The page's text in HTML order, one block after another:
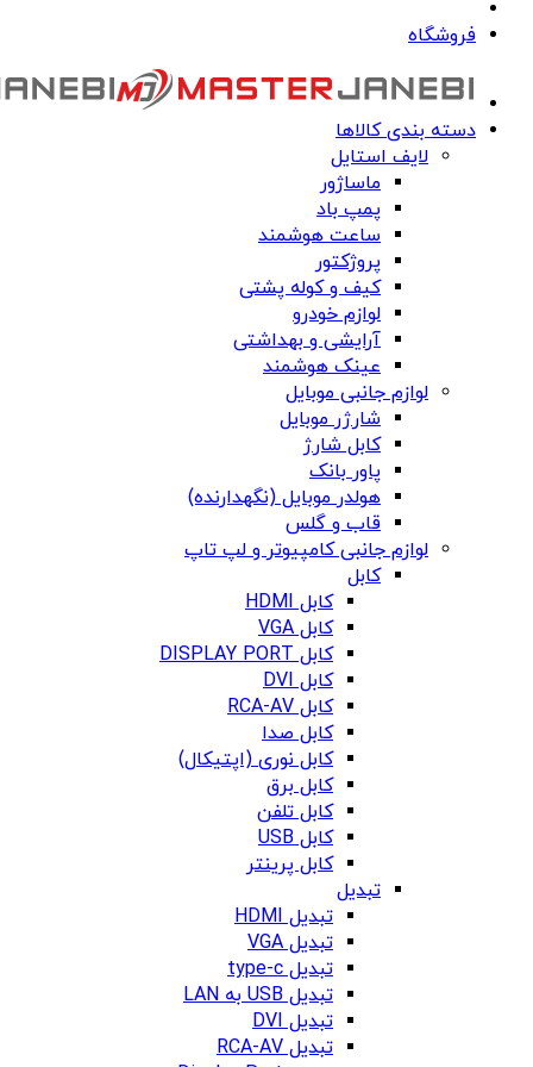
فروشگاه
دسته بندی کالاها
لایف استایل
ماساژور
پمپ باد
ساعت هوشمند
پروژکتور
کیف و کوله پشتی
لوازم خودرو
آرایشی و بهداشتی
عینک هوشمند
لوازم جانبی موبایل
شارژر موبایل
کابل شارژ
پاور بانک
هولدر موبایل (نگهدارنده)
قاب و گلس
لوازم جانبی کامپیوتر و لپ تاپ
کابل
کابل HDMI
کابل VGA
کابل DISPLAY PORT
کابل DVI
کابل RCA-AV
کابل صدا
کابل نوری (اپتیکال)
کابل برق
کابل تلفن
کابل USB
کابل پرینتر
تبدیل
تبدیل HDMI
تبدیل VGA
تبدیل type-c
تبدیل USB به LAN
تبدیل DVI
تبدیل RCA-AV